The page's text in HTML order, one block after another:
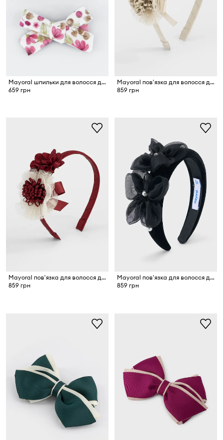
Mayoral шпильки для волосся дитячі 2 шт.
659 грн
Mayoral пов'язка для волосся дитяча
859 грн
Mayoral пов'язка для волосся дитяча
859 грн
Mayoral пов'язка для волосся дитяча
859 грн